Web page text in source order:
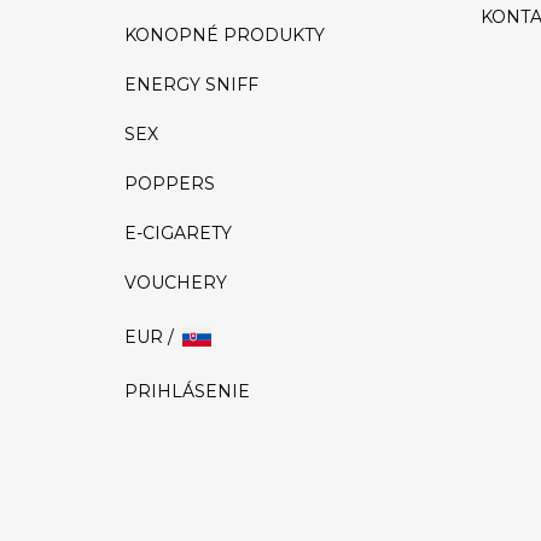
KONOPNÉ PRODUKTY
ENERGY SNIFF
SEX
POPPERS
E-CIGARETY
VOUCHERY
EUR /
PRIHLÁSENIE